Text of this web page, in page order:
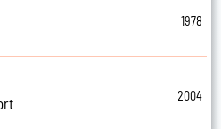
1978
2004